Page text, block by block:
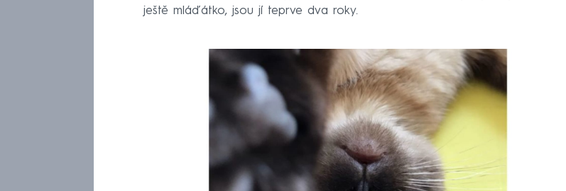
ještě mláďátko, jsou jí teprve dva roky.